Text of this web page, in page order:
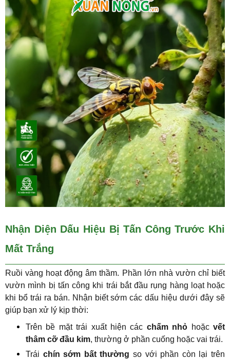
Nhận Diện Dấu Hiệu Bị Tấn Công Trước Khi
Mất Trắng
Ruồi vàng hoạt động âm thầm. Phần lớn nhà vườn chỉ biết
vườn mình bị tấn công khi trái bắt đầu rụng hàng loạt hoặc
khi bổ trái ra bán. Nhận biết sớm các dấu hiệu dưới đây sẽ
giúp bạn xử lý kịp thời:
Trên bề mặt trái xuất hiện các chấm nhỏ hoặcvết
thâm cỡ đầu kim, thường ở phần cuống hoặc vai trái.
Trái chín sớm bất thường so với phần còn lại trên